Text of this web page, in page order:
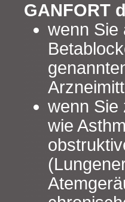
GANFORT
wenn Sie
wenn Sie
wie